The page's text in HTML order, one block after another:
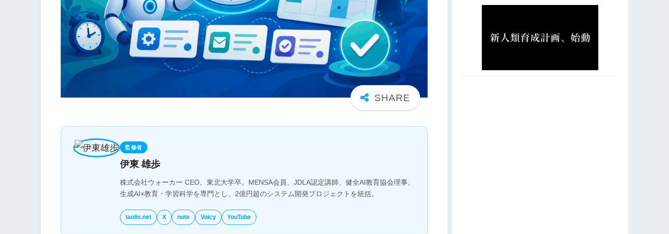
監修者
伊東 雄歩
株式会社ウォーカー CEO。東北大学卒。MENSA会員、JDLA認定講師、健全AI教育協会理事。
生成AI×教育・学習科学を専門とし、2億円超のシステム開発プロジェクトを統括。
taolis.net X note Voicy YouTube